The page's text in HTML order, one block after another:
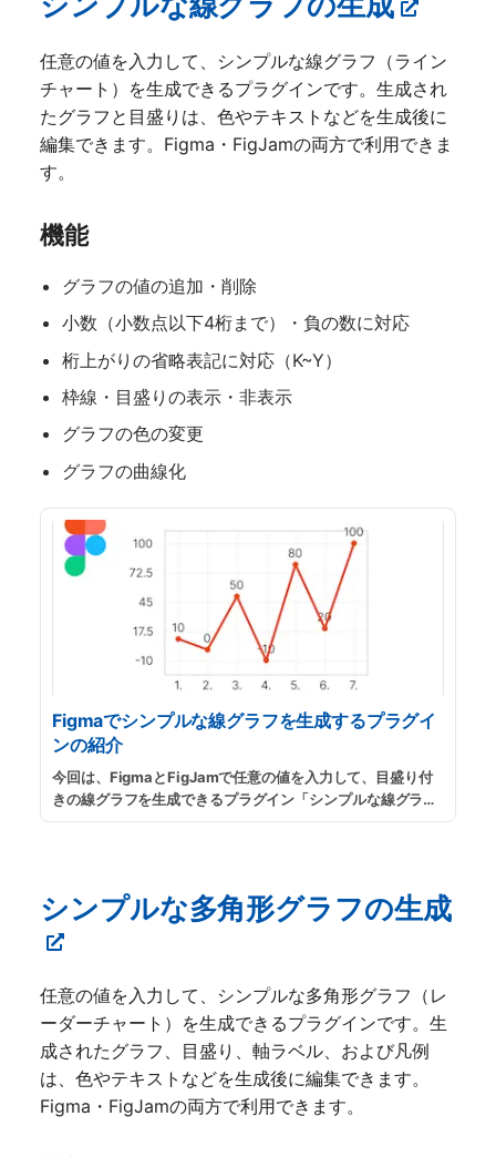
任意の値を入力して、シンプルな線グラフ（ライン
チャート）を生成できるプラグインです。生成され
たグラフと目盛りは、色やテキストなどを生成後に
編集できます。Figma・FigJamの両方で利用できま
す。
機能
グラフの値の追加・削除
小数（小数点以下4桁まで）・負の数に対応
桁上がりの省略表記に対応（K~Y）
枠線・目盛りの表示・非表示
グラフの色の変更
グラフの曲線化
Figmaでシンプルな線グラフを生成するプラグイ
ンの紹介
今回は、FigmaとFigJamで任意の値を入力して、目盛り付
きの線グラフを生成できるプラグイン「シンプルな線グラフ
の生成」の紹介です。スライド資料用のグラフや、ウェブサ
シンプルな多角形グラフの生成
任意の値を入力して、シンプルな多角形グラフ（レ
ーダーチャート）を生成できるプラグインです。生
成されたグラフ、目盛り、軸ラベル、および凡例
は、色やテキストなどを生成後に編集できます。
Figma・FigJamの両方で利用できます。